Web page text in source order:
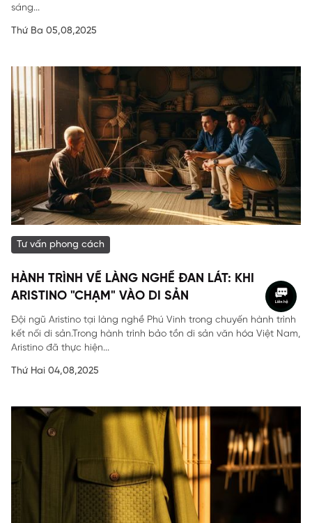
sáng...
Thứ Ba 05,08,2025
Tư vấn phong cách
HÀNH TRÌNH VỀ LÀNG NGHỀ ĐAN LÁT: KHI
ARISTINO "CHẠM" VÀO DI SẢN
Đội ngũ Aristino tại làng nghề Phú Vinh trong chuyến hành trình
kết nối di sản.Trong hành trình bảo tồn di sản văn hóa Việt Nam,
Aristino đã thực hiện...
Thứ Hai 04,08,2025